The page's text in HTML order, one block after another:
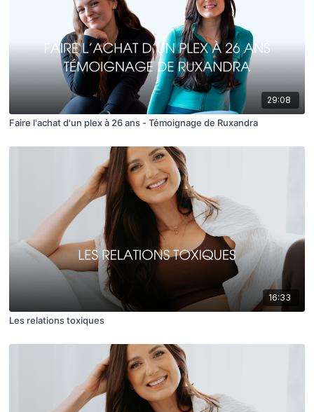
29:08
Faire l'achat d'un plex à 26 ans - Témoignage de Ruxandra
16:33
Les relations toxiques